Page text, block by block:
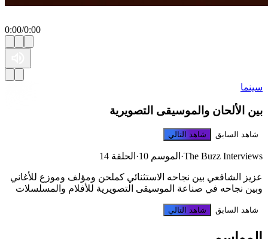
0:00/0:00
سينما
بين الألحان والموسيقى التصويرية
شاهد السابق شاهد التالي
The Buzz Interviews
·الموسم 10 ·الحلقة 14
عزيز الشافعي بين نجاحه الاستثنائي كملحن ومؤلف وموزع للأغاني
وبين نجاحه في صناعة الموسيقى التصويرية للأفلام والمسلسلات
شاهد السابق شاهد التالي